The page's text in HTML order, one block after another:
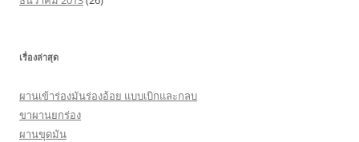
เรื่องล่าสุด
ผานเข้าร่องมันร่องอ้อย แบบเบิกและกลบ
ขาผานยกร่อง
ผานขุดมัน